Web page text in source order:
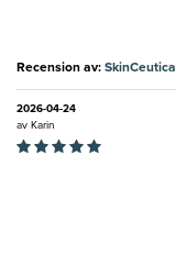
Recension av:
2026-04-24
av Karin